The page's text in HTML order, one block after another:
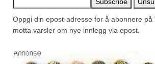
Oppgi din epost-adresse for å abonnere på
motta varsler om nye innlegg via epost.